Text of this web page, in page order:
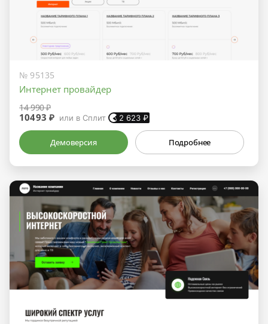
№ 95135
Интернет провайдер
14 990 ₽
10493 ₽ или в Сплит 2 623 ₽
Демоверсия Подробнее